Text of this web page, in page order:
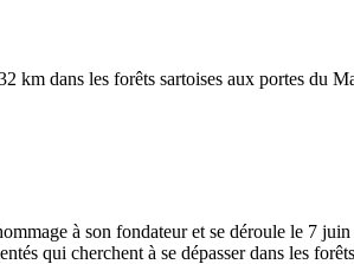
dans les forêts sartoises aux portes du
à son fondateur et se déroule le 7
qui cherchent à se dépasser dans les